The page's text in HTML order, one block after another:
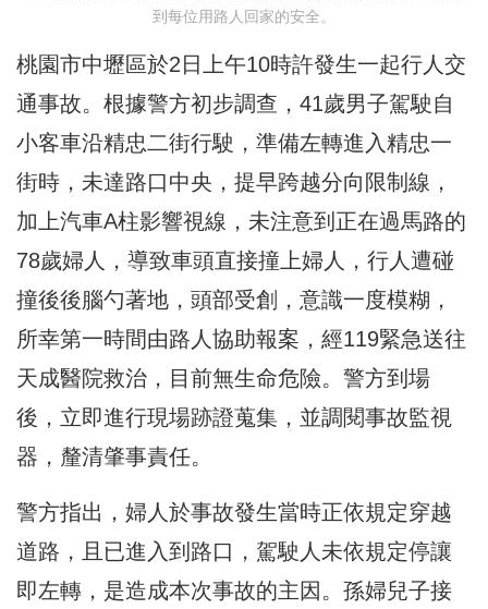
到每位用路人回家的安全。
桃園市中壢區於2日上午10時許發生一起行人交
通事故。根據警方初步調查，41歲男子駕駛自
小客車沿精忠二街行駛，準備左轉進入精忠一
街時，未達路口中央，提早跨越分向限制線，
加上汽車A柱影響視線，未注意到正在過馬路的
78歲婦人，導致車頭直接撞上婦人，行人遭碰
撞後後腦勺著地，頭部受創，意識一度模糊，
所幸第一時間由路人協助報案，經119緊急送往
天成醫院救治，目前無生命危險。警方到場
後，立即進行現場跡證蒐集，並調閱事故監視
器，釐清肇事責任。
警方指出，婦人於事故發生當時正依規定穿越
道路，且已進入到路口，駕駛人未依規定停讓
即左轉，是造成本次事故的主因。孫婦兒子接